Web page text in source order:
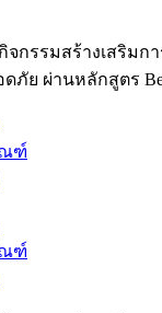
จกรรมสร้างเสริมก
ภัย ผ่านหลักสูตร Be
ณฑ์
ณฑ์